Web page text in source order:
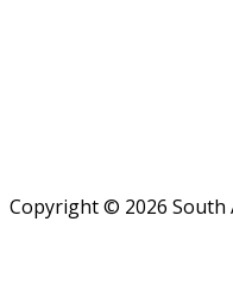
Copyright © 2026 South